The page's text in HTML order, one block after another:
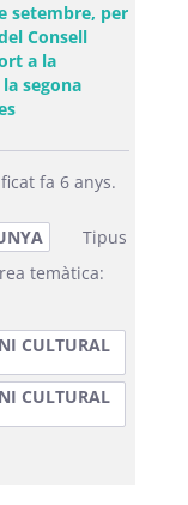
setembre, per
Consell
a la
segona
(Obre una finestra
fa 6 anys.
Tipus
temàtica:
CULTURAL
CULTURAL